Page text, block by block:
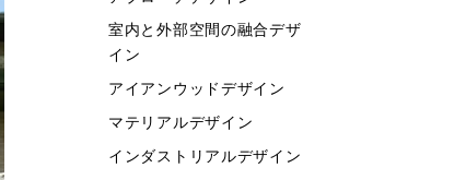
室内と外部空間の融合デザ
イン
アイアンウッドデザイン
マテリアルデザイン
インダストリアルデザイン